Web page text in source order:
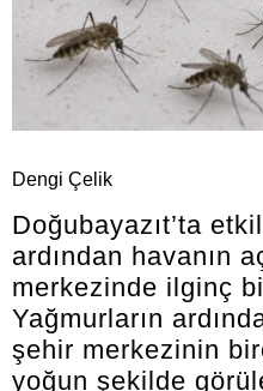
Dengi Çelik
Doğubayazıt’ta
ardından havanın
merkezinde ilginç
Yağmurların
şehir merkezinin
yoğun şekilde